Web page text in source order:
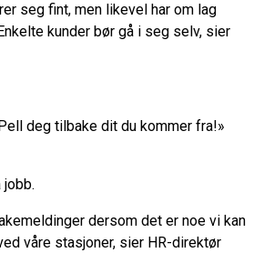
seg fint, men likevel har om lag
kunder bør gå i seg selv, sier
deg tilbake dit du kommer fra!»
dersom det er noe vi kan
våre stasjoner, sier HR-direktør